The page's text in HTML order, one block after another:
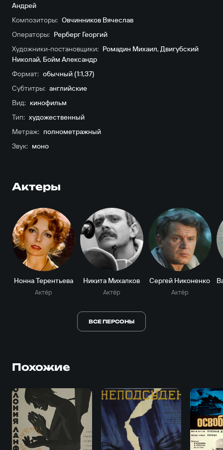
Андрей
Композиторы: Овчинников Вячеслав
Операторы: Рерберг Георгий
Художники-постановщики: Ромадин Михаил,Двигубский
Николай, Бойм Александр
Формат: обычный (1:1,37)
Субтитры: английские
Вид: кинофильм
Тип: художественный
Метраж: полнометражный
Звук: моно
Актеры
Нонна Терентьева
Актёр
Никита Михалков
Актёр
Сергей Никоненко
Актёр
ВСЕ ПЕРСОНЫ
Похожие